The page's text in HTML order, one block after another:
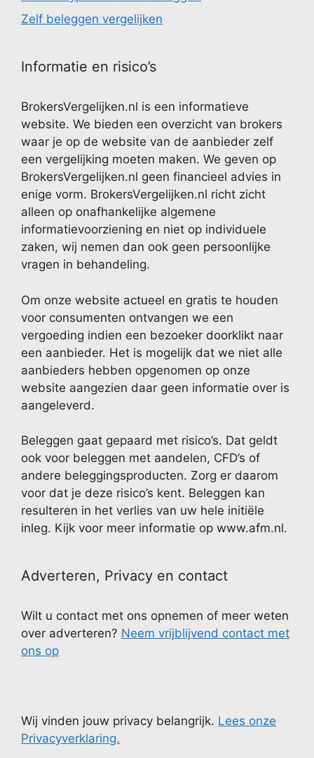
Zelf beleggen vergelijken
Informatie en risico’s
BrokersVergelijken.nl is een informatieve
website. We bieden een overzicht van brokers
waar je op de website van de aanbieder zelf
een vergelijking moeten maken. We geven op
BrokersVergelijken.nl geen financieel advies in
enige vorm. BrokersVergelijken.nl richt zicht
alleen op onafhankelijke algemene
informatievoorziening en niet op individuele
zaken, wij nemen dan ook geen persoonlijke
vragen in behandeling.
Om onze website actueel en gratis te houden
voor consumenten ontvangen we een
vergoeding indien een bezoeker doorklikt naar
een aanbieder. Het is mogelijk dat we niet alle
aanbieders hebben opgenomen op onze
website aangezien daar geen informatie over is
aangeleverd.
Beleggen gaat gepaard met risico’s. Dat geldt
ook voor beleggen met aandelen, CFD’s of
andere beleggingsproducten. Zorg er daarom
voor dat je deze risico’s kent. Beleggen kan
resulteren in het verlies van uw hele initiële
inleg. Kijk voor meer informatie op www.afm.nl.
Adverteren, Privacy en contact
Wilt u contact met ons opnemen of meer weten
over adverteren? Neem vrijblijvend contact met
ons op
Wij vinden jouw privacy belangrijk. Lees onze
Privacyverklaring.